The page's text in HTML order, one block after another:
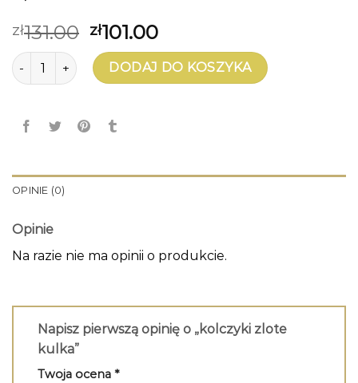
zł131.00 zł101.00
ilość kolczyki zlote kulkaDODAJ DO KOSZYKA
OPINIE (0)
Opinie
Na razie nie ma opinii o produkcie.
Napisz pierwszą opinię o „kolczyki zlote
kulka”
Twoja ocena *